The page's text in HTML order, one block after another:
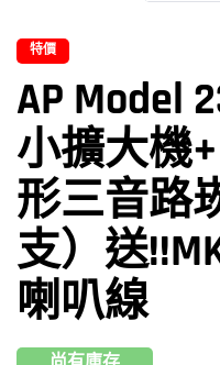
特價
AP Model
小擴大機
形三音路
支）送
喇叭線